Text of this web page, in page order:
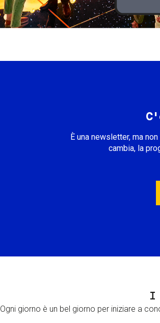
È una newsletter, ma
cambia, la
I
Ogni giorno è un bel giorno per iniziare a